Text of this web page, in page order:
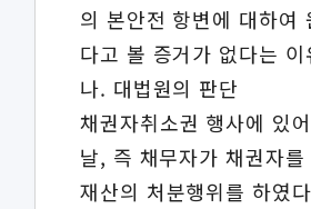
의 본안전 항변에 대하여
다고 볼 증거가 없다는
나. 대법원의 판단
채권자취소권 행사에 있
날, 즉 채무자가 채권자
재산의 처분행위를 하였